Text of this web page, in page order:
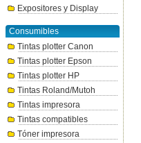
Expositores y Display
Consumibles
Tintas plotter Canon
Tintas plotter Epson
Tintas plotter HP
Tintas Roland/Mutoh
Tintas impresora
Tintas compatibles
Tóner impresora